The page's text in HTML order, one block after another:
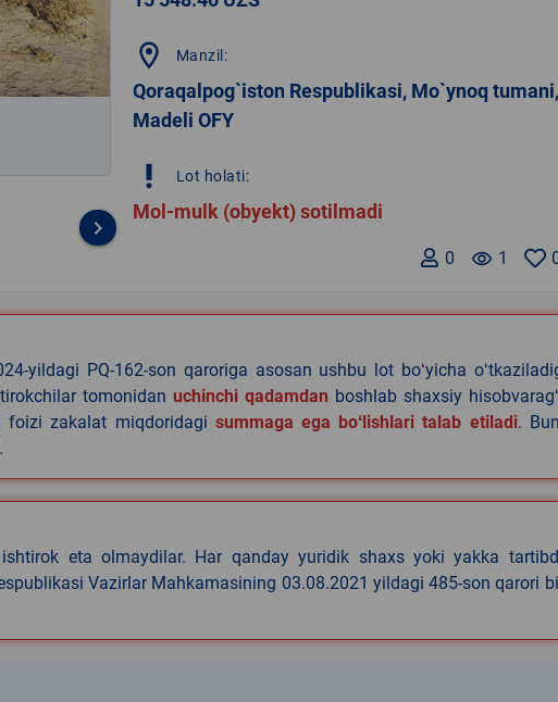
keyboard_arrow_right
location_on Manzil:
Qoraqalpog`iston Respublikasi, Mo`ynoq tumani,
Madeli OFY
priority_high Lot holati:
Mol-mulk (obyekt) sotilmadi
remove_red_eye 1
0
yildagi PQ-162-son qaroriga asosan ushbu lot boʻyicha
tomonidan uchinchi qadamdan boshlab shaxsiy
foizi zakalat miqdoridagi summaga ega boʻlishlari talab etiladi.
eta olmaydilar. Har qanday yuridik shaxs yoki yakka
Vazirlar Mahkamasining 03.08.2021 yildagi 485-son qarori